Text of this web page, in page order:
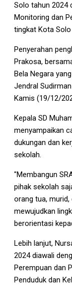
Solo tahun 2024
Monitoring dan
tingkat Kota
Penyerahan
Prakosa,
Bela Negara
Jendral
Kamis (19/12/
Kepala SD
menyampaikan
dukungan dan
sekolah.
"Membangun
pihak sekolah
orang tua,
mewujudkan
berorientasi
Lebih lanjut,
2024 diawali
Perempuan dan
Penduduk dan